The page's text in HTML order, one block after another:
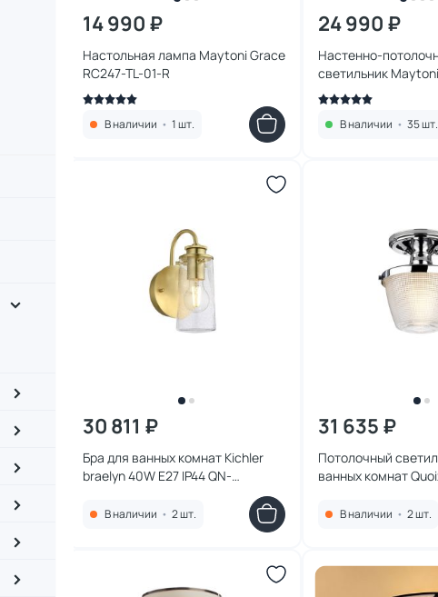
14 990 ₽
Настольная лампа Maytoni Grace
RC247-TL-01-R
В наличии • 1 шт.
24 990 ₽
Настенно-
светильник
CL-03-BZ
В наличии • 35 шт.
30 811 ₽
Бра для ванных комнат Kichler
braelyn 40W E27 IP44 QN-
В наличии • 2 шт.
31 635 ₽
Потолочный
ванных комнат
В наличии • 2 шт.